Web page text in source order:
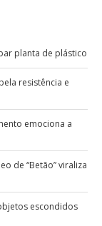
planta de plástico
resistência e
emociona a
de “Betão” viraliza
escondidos